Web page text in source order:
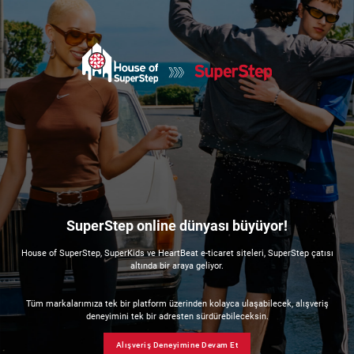
SuperStep online dünyası büyüyor!
House of SuperStep, SuperKids ve HeartBeat e-ticaret siteleri, SuperStep çatısı
altında bir araya geliyor.
Tüm markalarımıza tek bir platform üzerinden kolayca ulaşabilecek, alışveriş
deneyimini tek bir adresten sürdürebileceksin.
Alışveriş Deneyimine Devam Et